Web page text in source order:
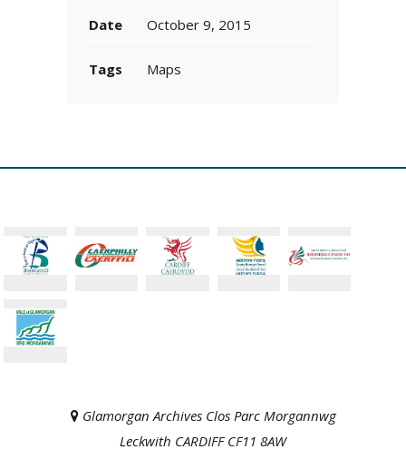
Date October 9, 2015
Tags Maps
Glamorgan Archives Clos Parc Morgannwg
Leckwith CARDIFF CF11 8AW